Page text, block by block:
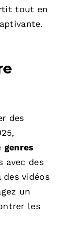
tout en
des
genres
avec des
vidéos
un
les